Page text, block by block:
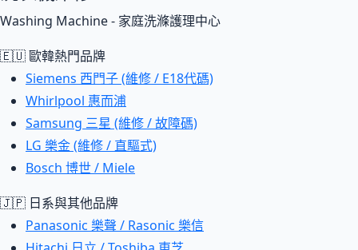
Washing Machine - 家庭洗滌護理中心
🇪🇺 歐韓熱門品牌
Siemens 西門子 (維修 / E18代碼)
Whirlpool 惠而浦
Samsung 三星 (維修 / 故障碼)
LG 樂金 (維修 / 直驅式)
Bosch 博世 / Miele
🇯🇵 日系與其他品牌
Panasonic 樂聲 / Rasonic 樂信